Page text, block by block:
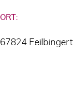
ORT:
67824 Feilbingert